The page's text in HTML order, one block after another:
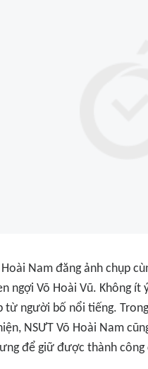
Nam đăng ảnh chụp
ngợi Võ Hoài Vũ. Không
từ người bố nổi tiếng.
NSƯT Võ Hoài Nam
để giữ được thành công